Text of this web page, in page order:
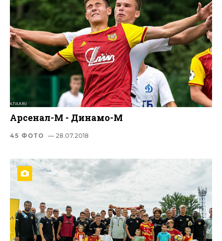
Арсенал-М - Динамо-М
45 ФОТО — 28.07.2018